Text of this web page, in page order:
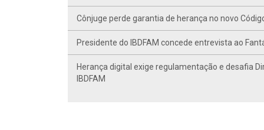
Cônjuge perde garantia de herança no novo
Presidente do IBDFAM concede entrevista ao
Herança digital exige regulamentação e desafia
IBDFAM